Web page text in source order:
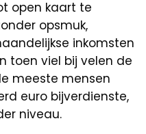
open kaart te
opsmuk,
inkomsten
toen viel bij velen de
meeste mensen
euro bijverdienste,
niveau.